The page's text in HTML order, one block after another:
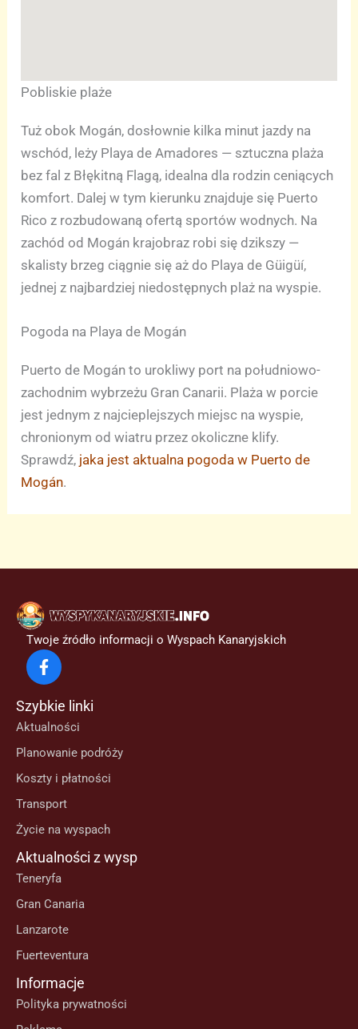
Pobliskie plaże
Tuż obok Mogán, dosłownie kilka minut jazdy na
wschód, leży Playa de Amadores — sztuczna plaża
bez fal z Błękitną Flagą, idealna dla rodzin ceniących
komfort. Dalej w tym kierunku znajduje się Puerto
Rico z rozbudowaną ofertą sportów wodnych. Na
zachód od Mogán krajobraz robi się dzikszy —
skalisty brzeg ciągnie się aż do Playa de Güigüí,
jednej z najbardziej niedostępnych plaż na wyspie.
Pogoda na Playa de Mogán
Puerto de Mogán to urokliwy port na południowo-
zachodnim wybrzeżu Gran Canarii. Plaża w porcie
jest jednym z najcieplejszych miejsc na wyspie,
chronionym od wiatru przez okoliczne klify.
Sprawdź, jaka jest aktualna pogoda w Puerto de
Mogán.
Twoje źródło informacji o Wyspach Kanaryjskich
Szybkie linki
Aktualności
Planowanie podróży
Koszty i płatności
Transport
Życie na wyspach
Aktualności z wysp
Teneryfa
Gran Canaria
Lanzarote
Fuerteventura
Informacje
Polityka prywatności